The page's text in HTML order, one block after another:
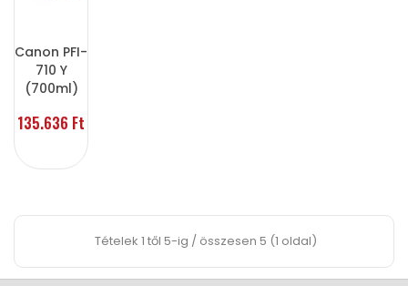
Canon PFI-
710 Y
(700ml)
135.636 Ft
Tételek 1 től 5-ig / összesen 5 (1 oldal)